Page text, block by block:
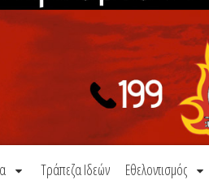
Τράπεζα Ιδεών Εθελοντισμός